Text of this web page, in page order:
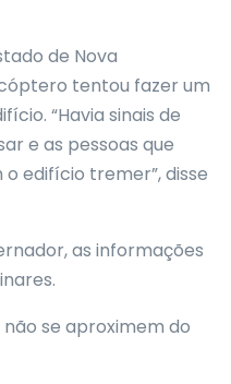
de Nova
tentou fazer um
“Havia sinais de
e as pessoas que
edifício tremer”, disse
as informações
se aproximem do